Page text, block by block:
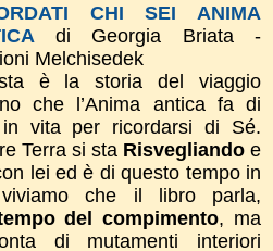
CHI SEI ANIMA
di Georgia Briata -
Melchisedek
è la storia del viaggio
che l’Anima antica fa di
vita per ricordarsi di Sé.
Terra si sta Risvegliandoe
lei ed è di questo tempo in
che il libro parla,
del compimento, ma
di mutamenti interiori